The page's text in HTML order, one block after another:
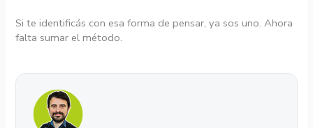
Si te identificás con esa forma de pensar, ya sos uno. Ahora
falta sumar el método.